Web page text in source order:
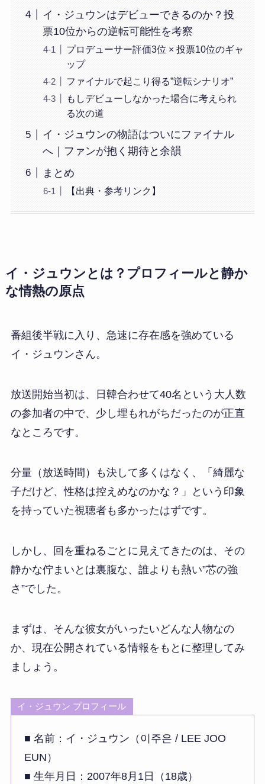
イ・ジュウンはデビューできるのか？投
票10位からの逆転可能性を考察
プロデューサー評価3位 × 投票10位のギャ
ップ
ファイナルで起こり得る”逆転シナリオ”
もしデビューしなかった場合に考えられ
る次の道
イ・ジュウンの物語はついにファイナル
へ｜ファンが抱く期待と余韻
まとめ
【出典・参考リンク】
イ・ジュウンとは？プロフィールと静か
な情熱の原点
番組後半戦に入り、急速に存在感を強めている
イ・ジュウンさん。
放送開始当初は、日韓合わせて40名という大人数
の参加者の中で、少し埋もれがちだったのが正直
なところです。
分量（放送時間）も決して多くはなく、「綺麗な
子だけど、性格は控えめなのかな？」という印象
を持っていた視聴者も多かったはずです。
しかし、回を重ねるごとに見えてきたのは、その
静かな佇まいとは裏腹な、誰よりも熱い”芯の強
さ”でした。
まずは、そんな彼女がいったいどんな人物なの
か、現在公開されている情報をもとに整理してみ
ましょう。
イ・ジュウン プロフィール
■ 名前：イ・ジュウン（이주은 / LEE JOO
EUN）
■ 生年月日：2007年8月1日（18歳）